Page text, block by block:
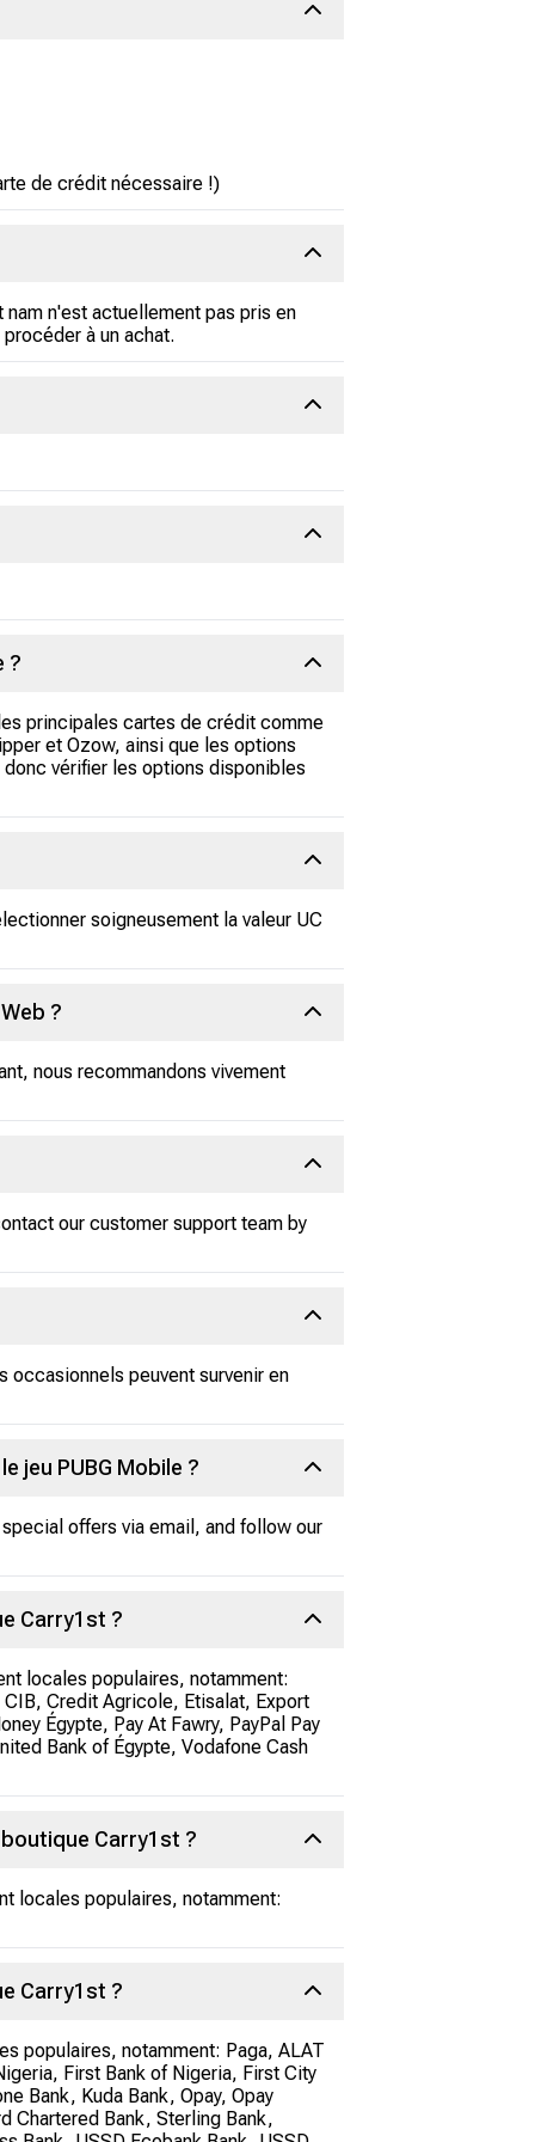
de crédit nécessaire !)
n'est actuellement pas pris en
à un achat.
?
principales cartes de crédit comme
et Ozow, ainsi que les options
vérifier les options disponibles
soigneusement la valeur UC
?
nous recommandons vivement
our customer support team by
occasionnels peuvent survenir en
jeu PUBG Mobile ?
offers via email, and follow our
Carry1st ?
locales populaires, notamment:
Credit Agricole, Etisalat, Export
Égypte, Pay At Fawry, PayPal Pay
Bank of Égypte, Vodafone Cash
Carry1st ?
locales populaires, notamment:
Carry1st ?
populaires, notamment: Paga, ALAT
First Bank of Nigeria, First City
Bank, Kuda Bank, Opay, Opay
Chartered Bank, Sterling Bank,